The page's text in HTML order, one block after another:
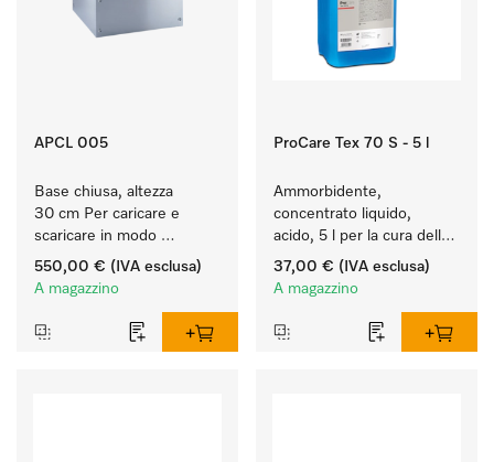
APCL 005
Base chiusa, altezza
30 cm Per caricare e
scaricare in modo
ergonomico la lavatrice e
l'essiccatoio.
550,00 € (IVA esclusa)
A magazzino
ProCare Tex 70 S - 5 l
Ammorbidente,
concentrato liquido,
acido, 5 l per la cura delle
fibre e una morbidezza
duratura dei tessuti.
37,00 € (IVA esclusa)
A magazzino